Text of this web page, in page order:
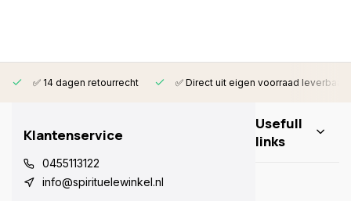
✅ 14 dagen retourrecht ✅ Direct uit eigen voorraad leverbaar
Klantenservice
0455113122
info@spirituelewinkel.nl
Usefull
links